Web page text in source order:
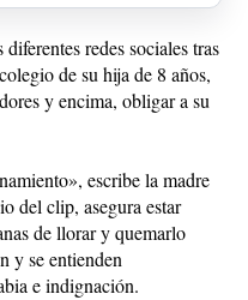
redes sociales tras
de su hija de 8 años,
y encima, obligar a su
escribe la madre
del clip, asegura estar
de llorar y quemarlo
y se entienden
e indignación.